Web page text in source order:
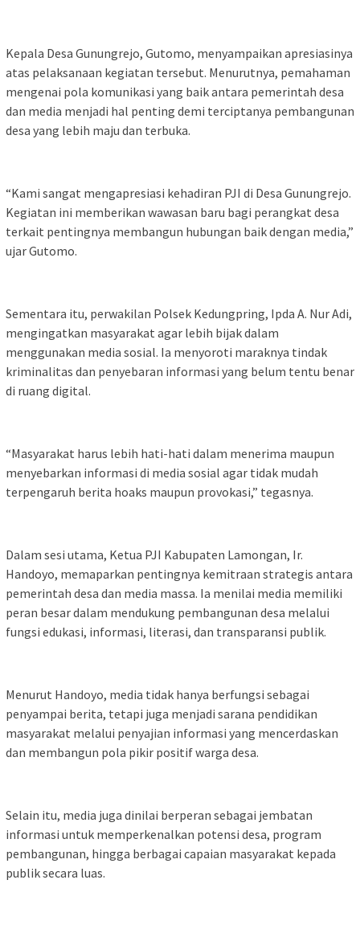
Kepala Desa Gunungrejo, Gutomo, menyampaikan apresiasinya
atas pelaksanaan kegiatan tersebut. Menurutnya, pemahaman
mengenai pola komunikasi yang baik antara pemerintah desa
dan media menjadi hal penting demi terciptanya pembangunan
desa yang lebih maju dan terbuka.
“Kami sangat mengapresiasi kehadiran PJI di Desa Gunungrejo.
Kegiatan ini memberikan wawasan baru bagi perangkat desa
terkait pentingnya membangun hubungan baik dengan media,”
ujar Gutomo.
Sementara itu, perwakilan Polsek Kedungpring, Ipda A. Nur Adi,
mengingatkan masyarakat agar lebih bijak dalam
menggunakan media sosial. Ia menyoroti maraknya tindak
kriminalitas dan penyebaran informasi yang belum tentu benar
di ruang digital.
“Masyarakat harus lebih hati-hati dalam menerima maupun
menyebarkan informasi di media sosial agar tidak mudah
terpengaruh berita hoaks maupun provokasi,” tegasnya.
Dalam sesi utama, Ketua PJI Kabupaten Lamongan, Ir.
Handoyo, memaparkan pentingnya kemitraan strategis antara
pemerintah desa dan media massa. Ia menilai media memiliki
peran besar dalam mendukung pembangunan desa melalui
fungsi edukasi, informasi, literasi, dan transparansi publik.
Menurut Handoyo, media tidak hanya berfungsi sebagai
penyampai berita, tetapi juga menjadi sarana pendidikan
masyarakat melalui penyajian informasi yang mencerdaskan
dan membangun pola pikir positif warga desa.
Selain itu, media juga dinilai berperan sebagai jembatan
informasi untuk memperkenalkan potensi desa, program
pembangunan, hingga berbagai capaian masyarakat kepada
publik secara luas.